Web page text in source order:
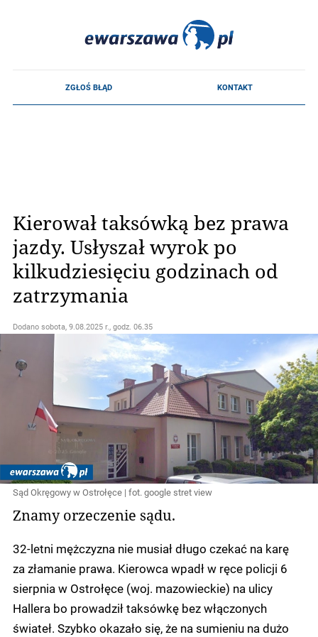
Kierował taksówką bez prawa
jazdy. Usłyszał wyrok po
kilkudziesięciu godzinach od
zatrzymania
Dodano sobota, 9.08.2025 r., godz. 06.35
Sąd Okręgowy w Ostrołęce | fot. google stret view
Znamy orzeczenie sądu.
32-letni mężczyzna nie musiał długo czekać na karę
za złamanie prawa. Kierowca wpadł w ręce policji 6
sierpnia w Ostrołęce (woj. mazowieckie) na ulicy
Hallera bo prowadził taksówkę bez włączonych
świateł. Szybko okazało się, że na sumieniu na dużo